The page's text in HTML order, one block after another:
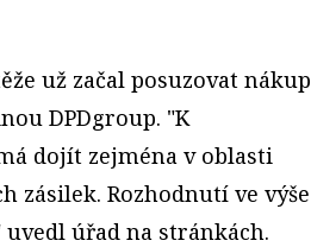
už začal posuzovat nákup
DPDgroup. "K
dojít zejména v oblasti
zásilek. Rozhodnutí ve výše
úřad na stránkách.